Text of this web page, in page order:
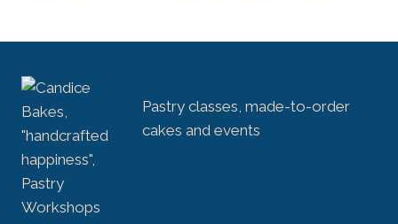
Pastry classes, made-to-order
cakes and events